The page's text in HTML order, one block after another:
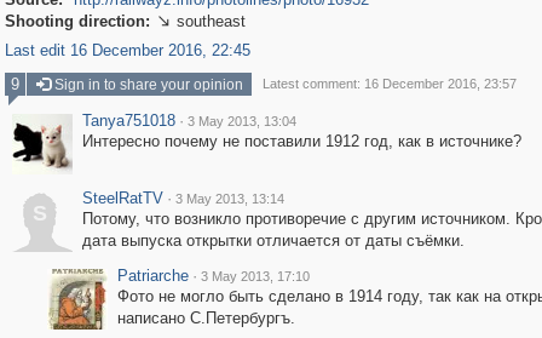
Shooting direction:  southeast
Last edit 16 December 2016, 22:45
9
Sign in to share your opinion Latest comment: 16 December 2016, 23:57
Tanya751018 · 3 May 2013, 13:04
Интересно почему не поставили 1912 год, как в источнике?
S
SteelRatTV · 3 May 2013, 13:14
Потому, что возникло противоречие с другим источником.
дата выпуска открытки отличается от даты съёмки.
Patriarche · 3 May 2013, 17:10
Фото не могло быть сделано в 1914 году, так как на
написано С.Петербургъ.